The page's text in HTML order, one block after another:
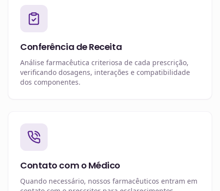
Conferência de Receita
Análise farmacêutica criteriosa de cada prescrição,
verificando dosagens, interações e compatibilidade
dos componentes.
Contato com o Médico
Quando necessário, nossos farmacêuticos entram em